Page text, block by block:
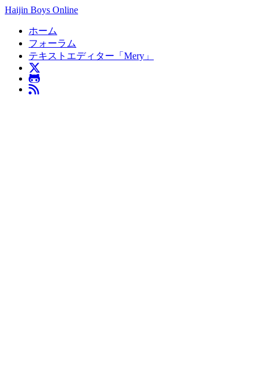
Haijin Boys Online
ホーム
フォーラム
テキストエディター「Mery」